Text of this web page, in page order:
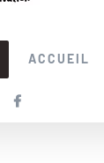
ACCUEIL